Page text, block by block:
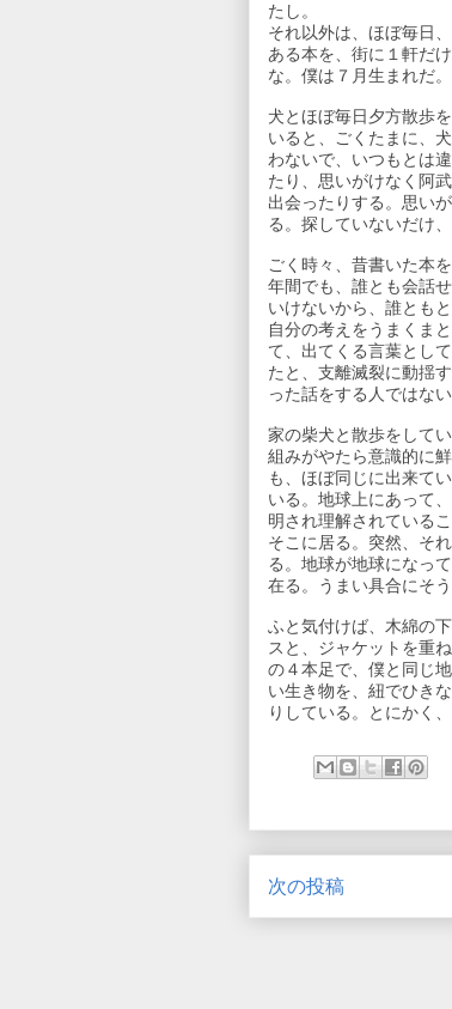
たし。
それ以外は、ほぼ毎日
ある本を、街に１軒だ
な。僕は７月生まれだ。
犬とほぼ毎日夕方散歩
いると、ごくたまに、
わないで、いつもとは
たり、思いがけなく阿
出会ったりする。思い
る。探していないだけ
ごく時々、昔書いた本
年間でも、誰とも会話
いけないから、誰とも
自分の考えをうまくま
て、出てくる言葉とし
たと、支離滅裂に動揺
った話をする人ではな
家の柴犬と散歩をして
組みがやたら意識的に
も、ほぼ同じに出来て
いる。地球上にあって
明され理解されている
そこに居る。突然、そ
る。地球が地球になっ
在る。うまい具合にそ
ふと気付けば、木綿の
スと、ジャケットを重
の４本足で、僕と同じ
い生き物を、紐でひき
りしている。とにかく
次の投稿